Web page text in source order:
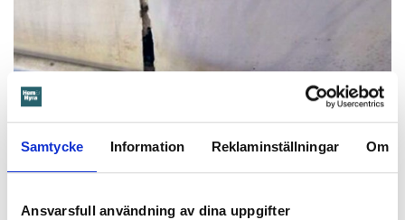
Samtycke Information Reklaminställningar Om
Ansvarsfull användning av dina uppgifter
Foto: Hyresnämnden
Foto: Hyresnämnden